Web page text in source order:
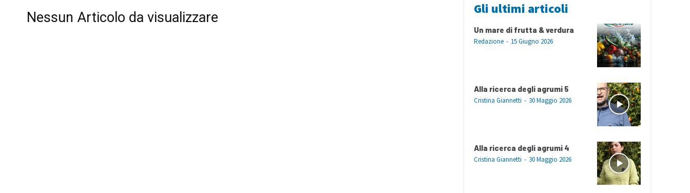
Nessun Articolo da visualizzare
Gli ultimi articoli
Un mare di frutta & verdura
Redazione - 15 Giugno 2026
Alla ricerca degli agrumi 5
Cristina Giannetti - 30 Maggio 2026
Alla ricerca degli agrumi 4
Cristina Giannetti - 30 Maggio 2026